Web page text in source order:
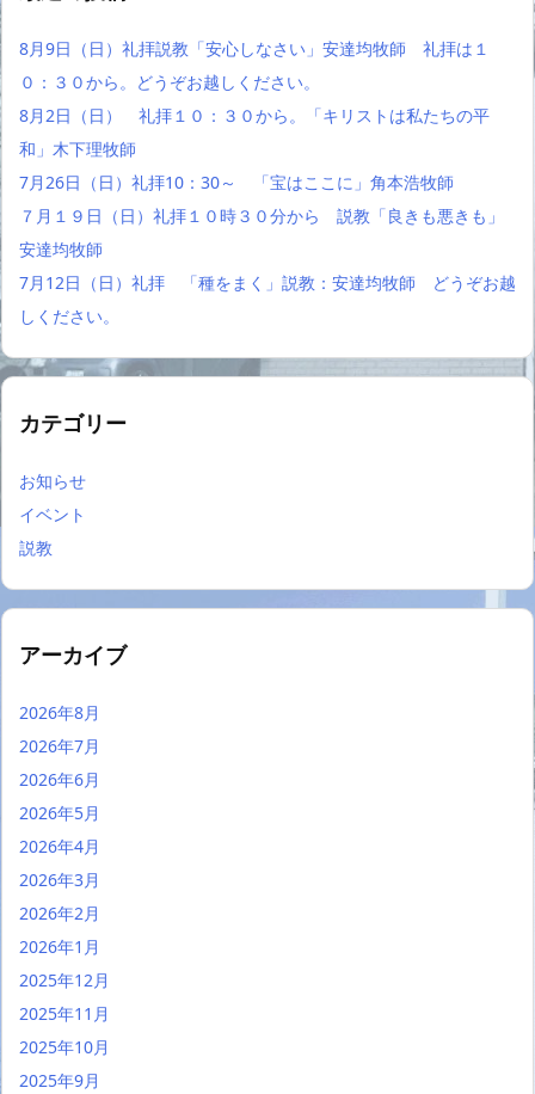
8月9日（日）礼拝説教「安心しなさい」安達均牧師 礼拝は１
０：３０から。どうぞお越しください。
8月2日（日） 礼拝１０：３０から。「キリストは私たちの平
和」木下理牧師
7月26日（日）礼拝10：30～ 「宝はここに」角本浩牧師
７月１９日（日）礼拝１０時３０分から 説教「良きも悪きも」
安達均牧師
7月12日（日）礼拝 「種をまく」説教：安達均牧師 どうぞお越
しください。
カテゴリー
お知らせ
イベント
説教
アーカイブ
2026年8月
2026年7月
2026年6月
2026年5月
2026年4月
2026年3月
2026年2月
2026年1月
2025年12月
2025年11月
2025年10月
2025年9月